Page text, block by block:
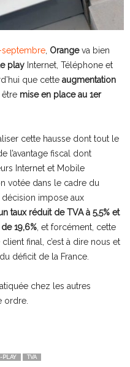
septembre Orangeva bien
play Internet, Téléphone et
que cette augmentation
être mise en place au 1er
cette hausse dont tout le
l’avantage fiscal dont
Internet et Mobile
votée dans le cadre du
décision impose aux
taux réduit de TVA à 5,5% et
19,6% , et forcément, cette
final, c’est à dire nous et
déficit de la France.
chez les autres
ordre.
PLAY TVA